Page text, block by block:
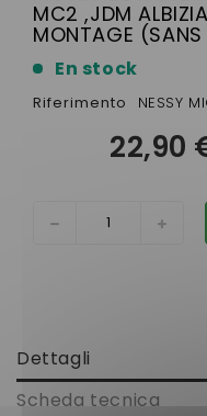
MC2 ,JDM
MONTAGE
En stock
Riferimento NESSY
22,90
Dettagli
Scheda tecnica